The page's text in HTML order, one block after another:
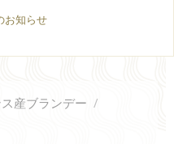
お知らせ
産ブランデー /